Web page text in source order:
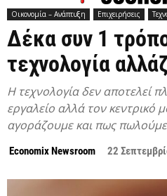
Οικονομία – Ανάπτυξη Επιχειρήσεις
Δέκα συν 1
τεχνολογία
Η τεχνολογία δεν αποτελεί
εργαλείο αλλά τον κεντρικό
αγοράζουμε και πως
Economix Newsroom 22